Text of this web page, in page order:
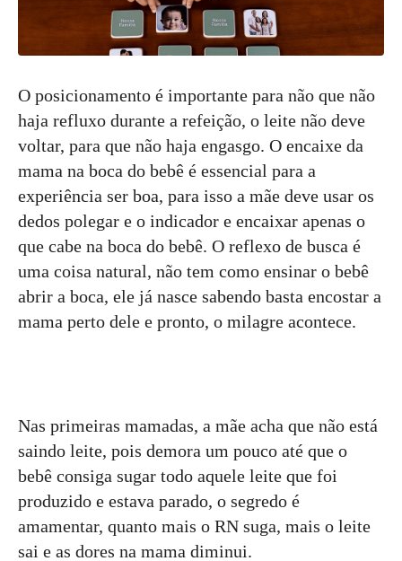
O posicionamento é importante para não que não
haja refluxo durante a refeição, o leite não deve
voltar, para que não haja engasgo. O encaixe da
mama na boca do bebê é essencial para a
experiência ser boa, para isso a mãe deve usar os
dedos polegar e o indicador e encaixar apenas o
que cabe na boca do bebê. O reflexo de busca é
uma coisa natural, não tem como ensinar o bebê
abrir a boca, ele já nasce sabendo basta encostar a
mama perto dele e pronto, o milagre acontece.
Nas primeiras mamadas, a mãe acha que não está
saindo leite, pois demora um pouco até que o
bebê consiga sugar todo aquele leite que foi
produzido e estava parado, o segredo é
amamentar, quanto mais o RN suga, mais o leite
sai e as dores na mama diminui.